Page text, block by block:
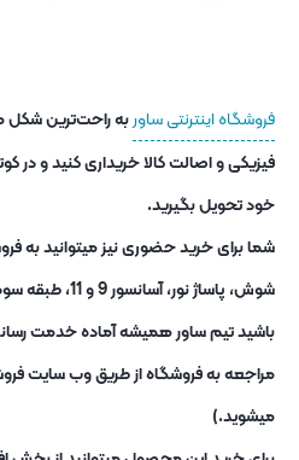
فروشگاه اینترنتی ساوربه راحت‌ترین شکل
فیزیکی و اصالت کالا خریداری کنید و در
خود تحویل بگیرید.
شما برای خرید حضوری نیز میتوانید به
شوش، پاساژ نور،
باشید تیم ساور همیشه آماده خدمت
مراجعه به فروشگاه از طریق وب سایت
میشوید.)